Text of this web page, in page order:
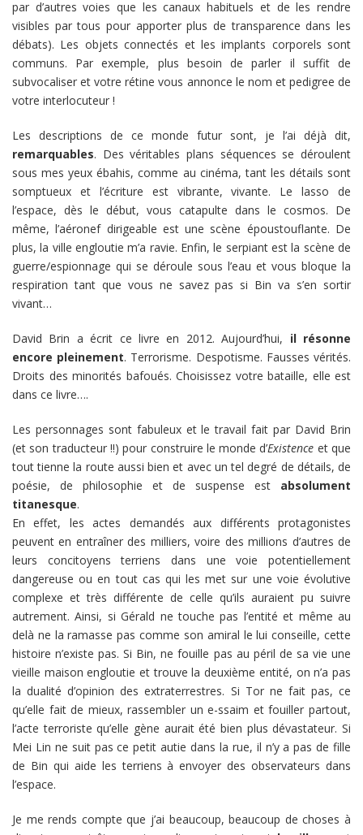
par d’autres voies que les canaux habituels et de les rendre
visibles par tous pour apporter plus de transparence dans les
débats). Les objets connectés et les implants corporels sont
communs. Par exemple, plus besoin de parler il suffit de
subvocaliser et votre rétine vous annonce le nom et pedigree de
votre interlocuteur !
Les descriptions de ce monde futur sont, je l’ai déjà dit,
remarquables. Des véritables plans séquences se déroulent
sous mes yeux ébahis, comme au cinéma, tant les détails sont
somptueux et l’écriture est vibrante, vivante. Le lasso de
l’espace, dès le début, vous catapulte dans le cosmos. De
même, l’aéronef dirigeable est une scène époustouflante. De
plus, la ville engloutie m’a ravie. Enfin, le serpiant est la scène de
guerre/espionnage qui se déroule sous l’eau et vous bloque la
respiration tant que vous ne savez pas si Bin va s’en sortir
vivant…
David Brin a écrit ce livre en 2012. Aujourd’hui, il résonne
encore pleinement. Terrorisme. Despotisme. Fausses vérités.
Droits des minorités bafoués. Choisissez votre bataille, elle est
dans ce livre….
Les personnages sont fabuleux et le travail fait par David Brin
(et son traducteur !!) pour construire le monde d’Existence et que
tout tienne la route aussi bien et avec un tel degré de détails, de
poésie, de philosophie et de suspense est absolument
titanesque.
En effet, les actes demandés aux différents protagonistes
peuvent en entraîner des milliers, voire des millions d’autres de
leurs concitoyens terriens dans une voie potentiellement
dangereuse ou en tout cas qui les met sur une voie évolutive
complexe et très différente de celle qu’ils auraient pu suivre
autrement. Ainsi, si Gérald ne touche pas l’entité et même au
delà ne la ramasse pas comme son amiral le lui conseille, cette
histoire n’existe pas. Si Bin, ne fouille pas au péril de sa vie une
vieille maison engloutie et trouve la deuxième entité, on n’a pas
la dualité d’opinion des extraterrestres. Si Tor ne fait pas, ce
qu’elle fait de mieux, rassembler un e-ssaim et fouiller partout,
l’acte terroriste qu’elle gène aurait été bien plus dévastateur. Si
Mei Lin ne suit pas ce petit autie dans la rue, il n’y a pas de fille
de Bin qui aide les terriens à envoyer des observateurs dans
l’espace.
Je me rends compte que j’ai beaucoup, beaucoup de choses à